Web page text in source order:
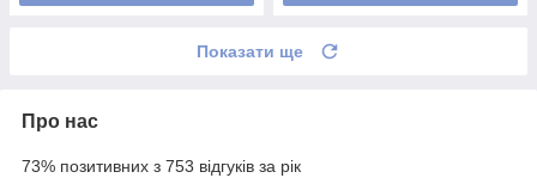
Показати ще
Про нас
73% позитивних з 753 відгуків за рік